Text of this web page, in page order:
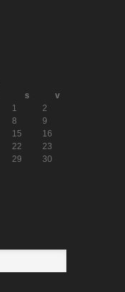
s
v
1
2
8
9
15
16
22
23
29
30